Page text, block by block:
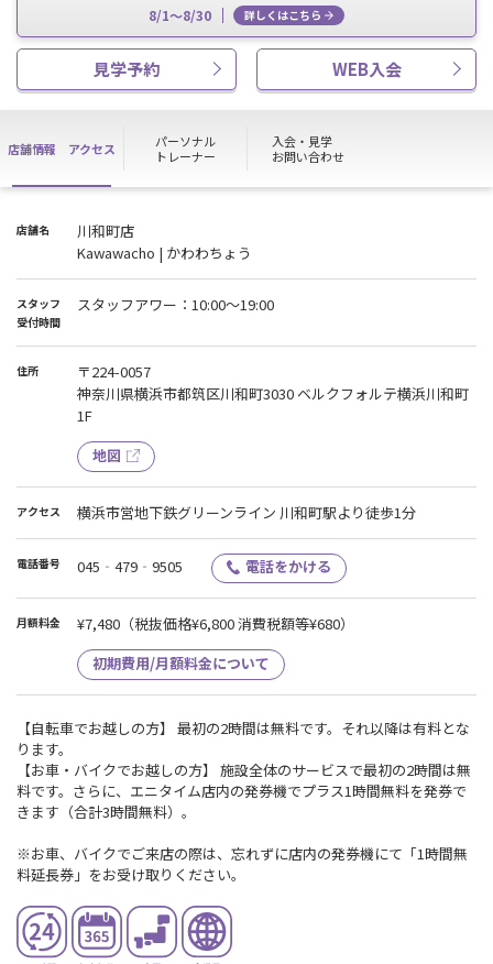
8/1～8/30 詳しくはこちら
見学予約 WEB入会
店舗情報 アクセス
パーソナル
トレーナー
入会・見学
お問い合わせ
店舗名
川和町店
Kawawacho | かわわちょう
スタッフ
受付時間
スタッフアワー：10:00～19:00
住所
〒224-0057
神奈川県横浜市都筑区川和町3030 ベルクフォルテ横浜川和町
1F
地図
アクセス 横浜市営地下鉄グリーンライン 川和町駅より徒歩1分
電話番号 045‐479‐9505 電話をかける
月額料金 ¥7,480 （税抜価格¥6,800 消費税額等¥680）
初期費用/月額料金について
【自転車でお越しの方】 最初の2時間は無料です。それ以降は有料とな
ります。
【お車・バイクでお越しの方】 施設全体のサービスで最初の2時間は無
料です。さらに、エニタイム店内の発券機でプラス1時間無料を発券で
きます（合計3時間無料）。
※お車、バイクでご来店の際は、忘れずに店内の発券機にて「1時間無
料延長券」をお受け取りください。